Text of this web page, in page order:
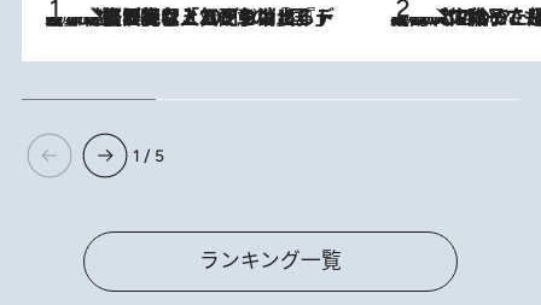
2026.8.5
【なぜ吉沢亮は「気配を消せる」のか？】興行収入208億の『国宝』を経て挑むミュージカル『ディア・エヴァン・ハンセン』。トップ俳優が舞台上でさらけ出した“孤独”とは 2026.8.5
【阿川佐和子さんの年とる力】なぜ70代で始めた趣味は“こんなに楽しい”のか？ ピアノ、俳句…スランプに陥っても続けられる“ある秘訣”とは
1 / 5
ランキング一覧